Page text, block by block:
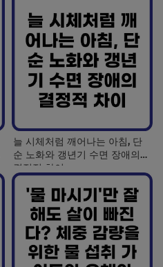
늘 시체처럼 깨어나는 아침, 단
순 노화와 갱년기 수면 장애의
결정적 차이